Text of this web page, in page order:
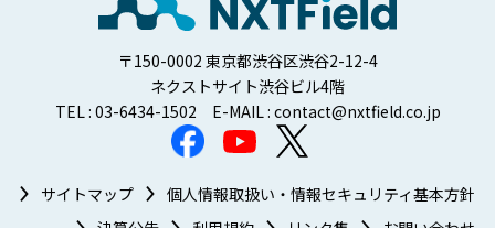
〒150-0002 東京都渋谷区渋谷2-12-4
ネクストサイト渋谷ビル4階
TEL : 03-6434-1502 E-MAIL : contact@nxtfield.co.jp
サイトマップ
個人情報取扱い・情報セキュリティ基本方針